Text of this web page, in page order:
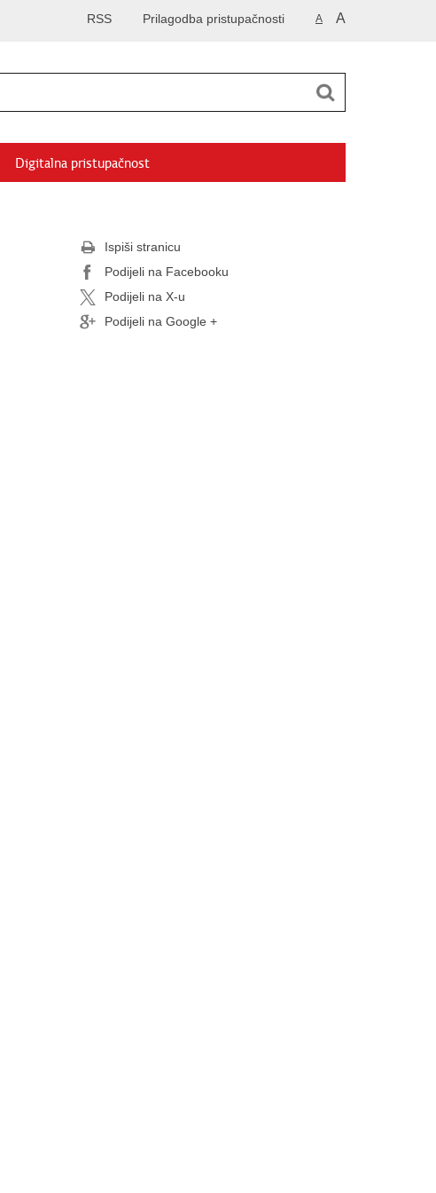
A A
Prilagodba pristupačnosti
RSS
Digitalna pristupačnost
Ispiši stranicu
Podijeli na Facebooku
Podijeli na X-u
Podijeli na Google +